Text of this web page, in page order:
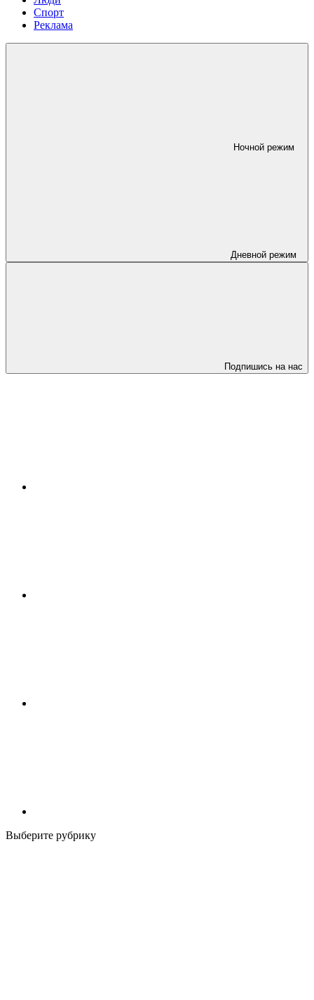
Спорт
Реклама
Ночной режим
Дневной режим
Подпишись на нас
Выберите рубрику